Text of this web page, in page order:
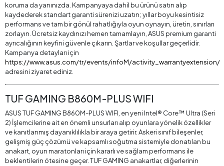
koruma da yanınızda. Kampanyaya dahil bu ürünü satın alıp
kaydederek standart garanti sürenizi uzatın; yıllar boyu kesintisiz
performans ve tam bir gönül rahatlığıyla oyun oynayın, üretin, sınırları
zorlayın. Ücretsiz kaydınızı hemen tamamlayın, ASUS premium garanti
ayrıcalığının keyfini güvenle çıkarın. Şartlar ve koşullar geçerlidir.
Kampanya detayları için
https://www.asus.com/tr/events/infoM/activity_warrantyextension/
adresini ziyaret ediniz.
TUF GAMING B860M-PLUS WIFI
ASUS TUF GAMING B860M-PLUS WIFI, en yeni Intel® Core™ Ultra (Seri
2) İşlemcilerine ait en önemli unsurları alıp oyunlara yönelik özellikler
ve kanıtlanmış dayanıklılıkla bir araya getirir. Askeri sınıf bileşenler,
gelişmiş güç çözümü ve kapsamlı soğutma sistemiyle donatılan bu
anakart, oyun maratonları için kararlı ve sağlam performans ile
beklentilerin ötesine geçer. TUF GAMING anakartlar, diğerlerinin